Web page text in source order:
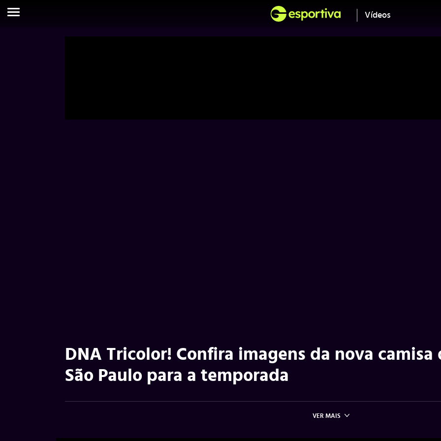
Vídeos
DNA Tricolor! Confira imagens da nova camisa
São Paulo para a temporada
VER MAIS